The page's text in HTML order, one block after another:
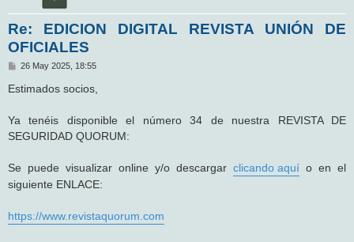
Re: EDICION DIGITAL REVISTA UNIÓN DE
OFICIALES
M
n
s
e
26 May 2025, 18:55
Estimados socios,
Ya tenéis disponible el número 34 de nuestra REVISTA DE
SEGURIDAD QUORUM:
Se puede visualizar online y/o descargar clicando aquí o en el
siguiente ENLACE:
https://www.revistaquorum.com